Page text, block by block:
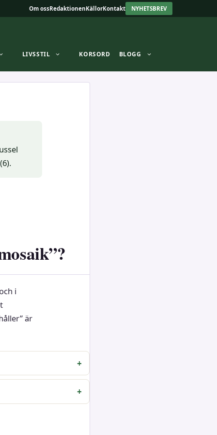
Om ossRedaktionenKällorKontakt NYHETSBREV
LIVSSTIL KORSORD BLOGG
i
är